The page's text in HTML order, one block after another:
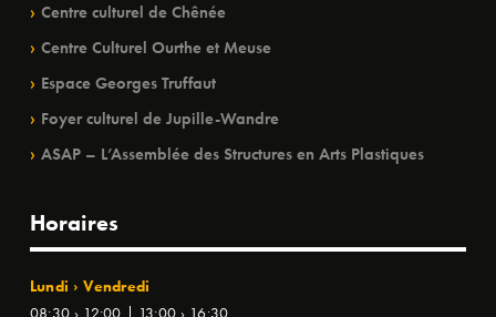
Centre culturel de Chênée
Centre Culturel Ourthe et Meuse
Espace Georges Truffaut
Foyer culturel de Jupille-Wandre
ASAP – L’Assemblée des Structures en Arts Plastiques
Horaires
Lundi › Vendredi
08:30 › 12:00 | 13:00 › 16:30